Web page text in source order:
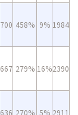
700 458% 9% 1984
667 279% 16%2390
636 270% 5% 2911